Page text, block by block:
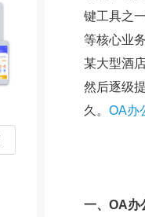
键工具之
等核心业
某大型酒
然后逐级
久。 OA办
一、 OA办